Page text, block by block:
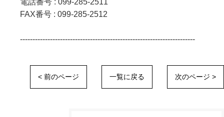
電話番号 : 099-285-2511
FAX番号 : 099-285-2512
----------------------------------------------------------------------
< 前のページ 一覧に戻る 次のページ >